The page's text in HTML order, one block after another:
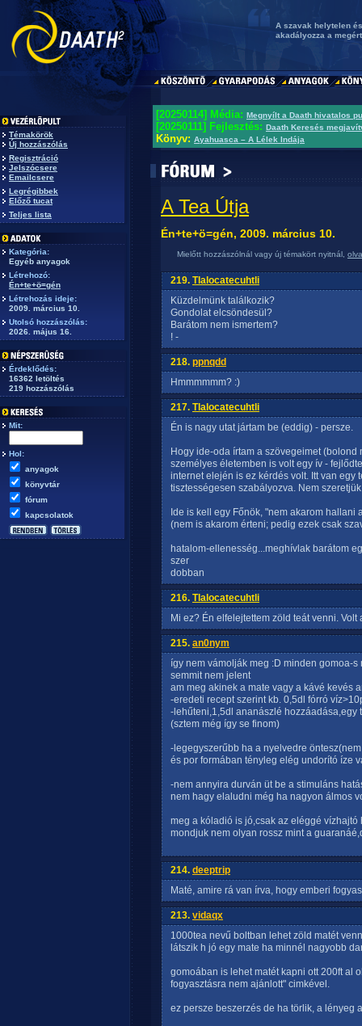
A szavak helytelen
akadályozza a
Témakörök
Új hozzászólás
Regisztráció
Jelszócsere
Emailcsere
Legrégibbek
Előző tucat
Teljes lista
Kategória:
Egyéb anyagok
Létrehozó:
Én+te+ö=gén
Létrehozás ideje:
2009. március 10.
Utolsó hozzászólás:
2026. május 16.
Érdeklődés:
16362 letöltés
219 hozzászólás
Mit:
Hol:
anyagok
könyvtár
fórum
kapcsolatok
[20250114] Média: Megnyílt a Daath hivatalos
[20250111] Fejlesztés: Daath Keresés
Könyv: Ayahuasca – A Lélek Indája
A Tea Útja
Én+te+ö=gén, 2009. március 10.
Mielőtt hozzászólnál vagy új témakört nyitnál,
219. Tlalocatecuhtli
Küzdelmünk találkozik?
Gondolat elcsöndesül?
Barátom nem ismertem?
! -
218. ppnqdd
Hmmmmmm? :)
217. Tlalocatecuhtli
Én is nagy utat jártam be (eddig) - persze.
Hogy ide-oda írtam a szövegeimet
személyes életemben is volt egy ív -
internet elején is ez kérdés volt. Itt van egy
tisztességesen szabályozva. Nem
Ide is kell egy Főnök, "nem akarom hallani
(nem is akarom érteni; pedig ezek csak
hatalom-ellenesség...meghívlak barátom
szer
dobban
216. Tlalocatecuhtli
Mi ez? Én elfelejtettem zöld teát venni.
215. an0nym
így nem vámolják meg :D minden gomoa-
semmit nem jelent
am meg akinek a mate vagy a kávé kevés
-eredeti recept szerint kb. 0,5dl fórró
-lehűteni,1,5dl ananászlé hozzáadása,egy
(sztem még így se finom)
-legegyszerűbb ha a nyelvedre
és por formában tényleg elég undorító íze
-nem annyira durván üt be a stimuláns
nem hagy elaludni még ha nagyon álmos
meg a kóladió is jó,csak az eléggé
mondjuk nem olyan rossz mint a
214. deeptrip
Maté, amire rá van írva, hogy emberi
213. vidaqx
1000tea nevű boltban lehet zöld matét
látszik h jó egy mate ha minnél nagyobb
gomoában is lehet matét kapni ott 200ft al
fogyasztásra nem ajánlott" cimkével.
ez persze beszerzés de ha törlik, a lényeg